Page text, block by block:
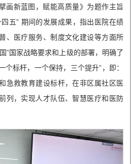
画新蓝图，赋能高质量》为题作主旨
五” 期间的发展成果，指出医院在绩
、医疗服务、制度文化建设等方面所
”国家战略要求和上级的部署，明确了
个标杆，一个保持，三个提升”，即：
急救教育建设标杆，在非区属社区医
列，实现人才队伍、智慧医疗和医防